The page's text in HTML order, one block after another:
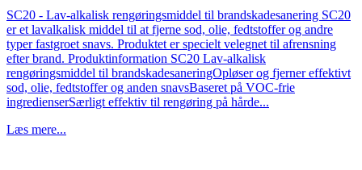
SC20 - Lav-alkalisk rengøringsmiddel til brandskadesanering SC20
er et lavalkalisk middel til at fjerne sod, olie, fedtstoffer og andre
typer fastgroet snavs. Produktet er specielt velegnet til afrensning
efter brand. Produktinformation SC20 Lav-alkalisk
rengøringsmiddel til brandskadesaneringOpløser og fjerner effektivt
sod, olie, fedtstoffer og anden snavsBaseret på VOC-frie
ingredienserSærligt effektiv til rengøring på hårde...
Læs mere...